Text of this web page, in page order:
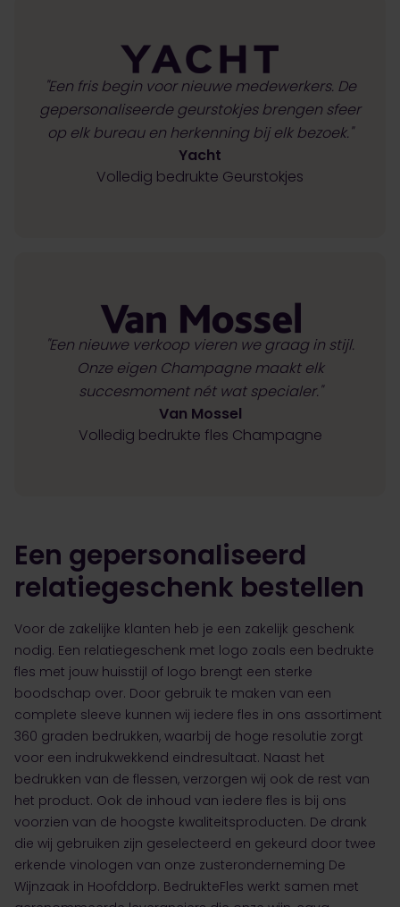
"Een fris begin voor nieuwe medewerkers. De
gepersonaliseerde geurstokjes brengen sfeer
op elk bureau en herkenning bij elk bezoek."
Yacht
Volledig bedrukte Geurstokjes
"Een nieuwe verkoop vieren we graag in stijl.
Onze eigen Champagne maakt elk
succesmoment nét wat specialer."
Van Mossel
Volledig bedrukte fles Champagne
Een gepersonaliseerd
relatiegeschenk bestellen
Voor de zakelijke klanten heb je een zakelijk geschenk
nodig. Een relatiegeschenk met logo zoals een bedrukte
fles met jouw huisstijl of logo brengt een sterke
boodschap over. Door gebruik te maken van een
complete sleeve kunnen wij iedere fles in ons assortiment
360 graden bedrukken, waarbij de hoge resolutie zorgt
voor een indrukwekkend eindresultaat. Naast het
bedrukken van de flessen, verzorgen wij ook de rest van
het product. Ook de inhoud van iedere fles is bij ons
voorzien van de hoogste kwaliteitsproducten. De drank
die wij gebruiken zijn geselecteerd en gekeurd door twee
erkende vinologen van onze zusteronderneming De
Wijnzaak in Hoofddorp. BedrukteFles werkt samen met